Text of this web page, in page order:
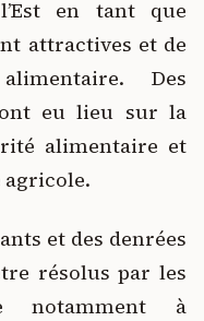
en tant que
attractives et de
Des
ont eu lieu sur la
alimentaire et
agricole.
et des denrées
résolus par les
notamment à